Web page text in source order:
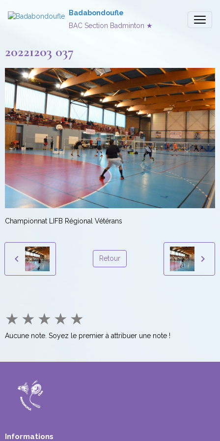
Badabondoufle
BAC Section Badminton ★
20221203 037
Championnat LIFB Régional Vétérans
Retour
★ ★ ★ ★ ★
Aucune note. Soyez le premier à attribuer une note !
Informations